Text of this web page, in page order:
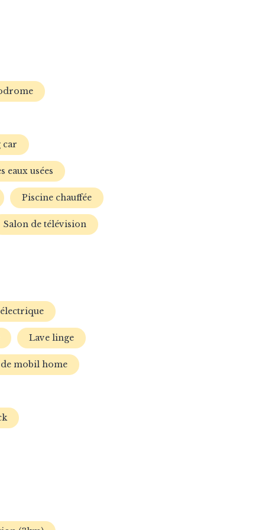
car
eaux usées
Piscine chauffée
Salon de télévision
Lave linge
mobil home